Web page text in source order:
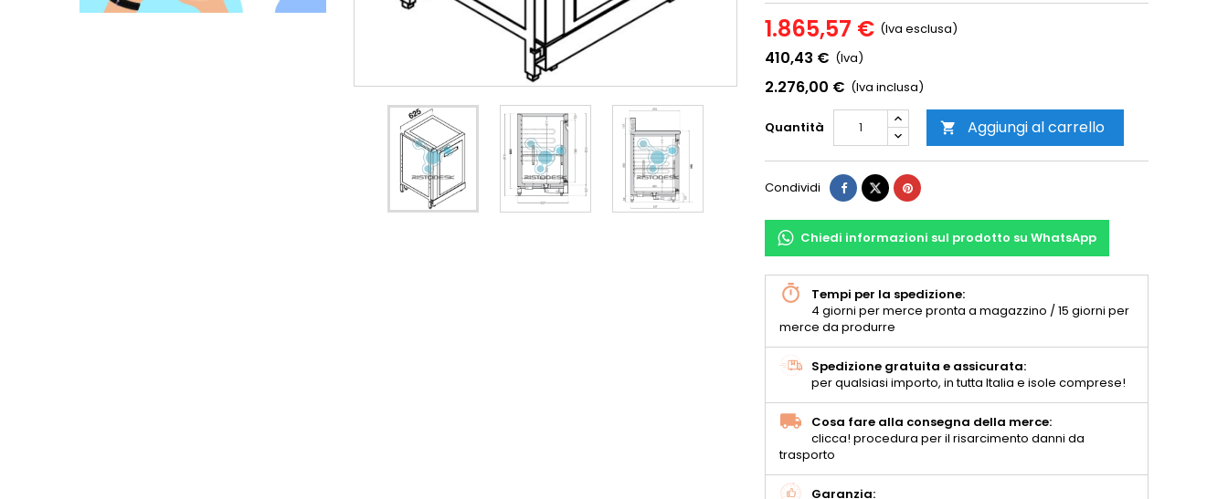
1.865,57 € (Iva esclusa)
410,43 € (Iva)
2.276,00 € (Iva inclusa)
Quantità  Aggiungi al carrello
Condividi
Chiedi informazioni sul prodotto su WhatsApp
Tempi per la spedizione:
4 giorni per merce pronta a magazzino / 15 giorni per
merce da produrre
Spedizione gratuita e assicurata:
per qualsiasi importo, in tutta Italia e isole comprese!
Cosa fare alla consegna della merce:
clicca! procedura per il risarcimento danni da
trasporto
Garanzia: